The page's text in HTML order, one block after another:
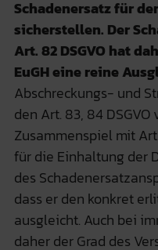
Schadenersatz für
sicherstellen. Der
Art. 82 DSGVO hat
EuGH eine reine
Abschreckungs- und
den Art. 83, 84
Zusammenspiel mit
für die Einhaltung der
des
dass er den konkret
ausgleicht. Auch bei
daher der Grad des